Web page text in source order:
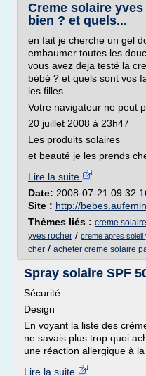
Creme solaire
bien ? et quels...
en fait je cherche un gel
embaumer toutes les
vous avez deja testé la
bébé ? et quels sont vos
les filles
Votre navigateur ne peut
20 juillet 2008 à 23h47
Les produits solaires
et beauté je les prends
Lire la suite
Date: 2008-07-21
Site : http://
Thèmes liés : creme
yves rocher / creme apres
cher / acheter creme solaire
Spray solaire SPF
Sécurité
Design
En voyant la liste des
ne savais plus trop quoi
une réaction allergique à
Lire la suite